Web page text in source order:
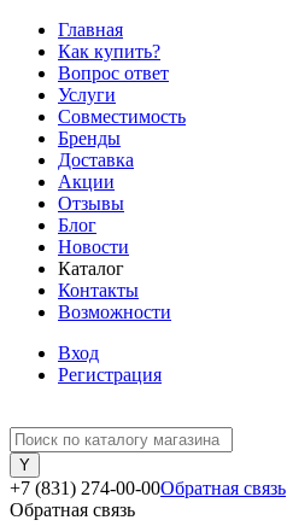
Главная
Как купить?
Вопрос ответ
Услуги
Совместимость
Бренды
Доставка
Акции
Отзывы
Блог
Новости
Каталог
Контакты
Возможности
Вход
Регистрация
+7 (831) 274-00-00Обратная связь
Обратная связь